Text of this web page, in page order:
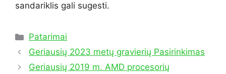
sandariklis gali sugesti.
Kategorijos
Patarimai
Geriausių 2023 metų gravierių Pasirinkimas
Geriausių 2019 m. AMD procesorių